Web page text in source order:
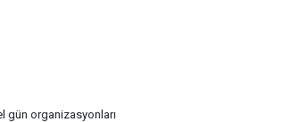
gün organizasyonları